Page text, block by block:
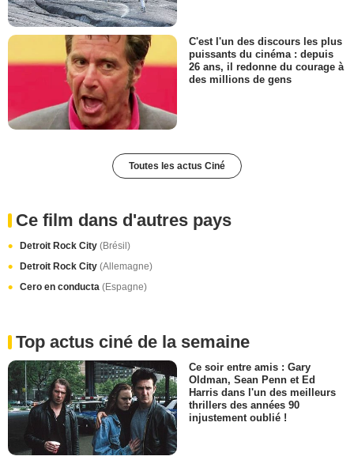
C'est l'un des discours les plus
puissants du cinéma : depuis
26 ans, il redonne du courage à
des millions de gens
Toutes les actus Ciné
Ce film dans d'autres pays
Detroit Rock City (Brésil)
Detroit Rock City (Allemagne)
Cero en conducta (Espagne)
Top actus ciné de la semaine
Ce soir entre amis : Gary
Oldman, Sean Penn et Ed
Harris dans l'un des meilleurs
thrillers des années 90
injustement oublié !